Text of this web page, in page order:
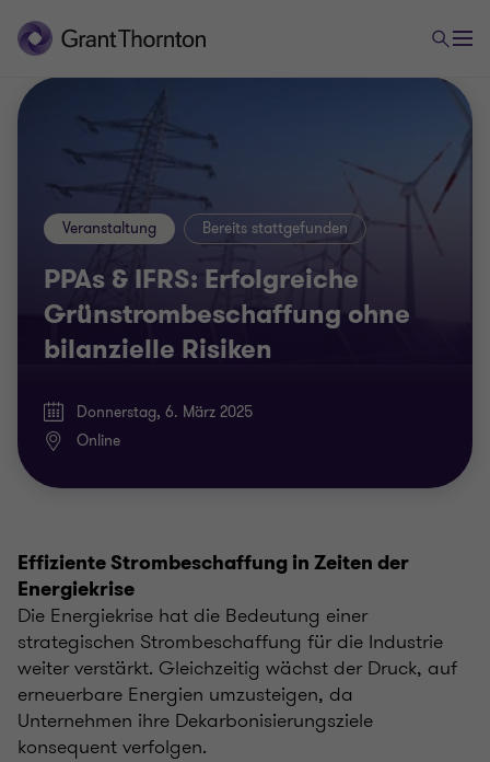
PPAs & IFRS: Erfolgreiche
Grünstrombeschaffung ohne
bilanzielle Risiken
Veranstaltung Bereits stattgefunden
Donnerstag, 6. März 2025
Online
Effiziente Strombeschaffung in Zeiten der
Energiekrise
Die Energiekrise hat die Bedeutung einer
strategischen Strombeschaffung für die Industrie
weiter verstärkt. Gleichzeitig wächst der Druck, auf
erneuerbare Energien umzusteigen, da
Unternehmen ihre Dekarbonisierungsziele
konsequent verfolgen.